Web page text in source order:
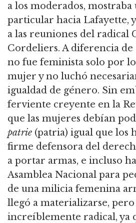
a los moderados, mostraba
particular hacia Lafayette,
a las reuniones del radical
Cordeliers. A diferencia de
no fue feminista solo por
mujer y no luchó
igualdad de género. Sin
ferviente creyente en la
que las mujeres debían
patrie (patria) igual que los
firme defensora del
a portar armas, e incluso
Asamblea Nacional para
de una milicia femenina
llegó a materializarse,
increíblemente radical, ya